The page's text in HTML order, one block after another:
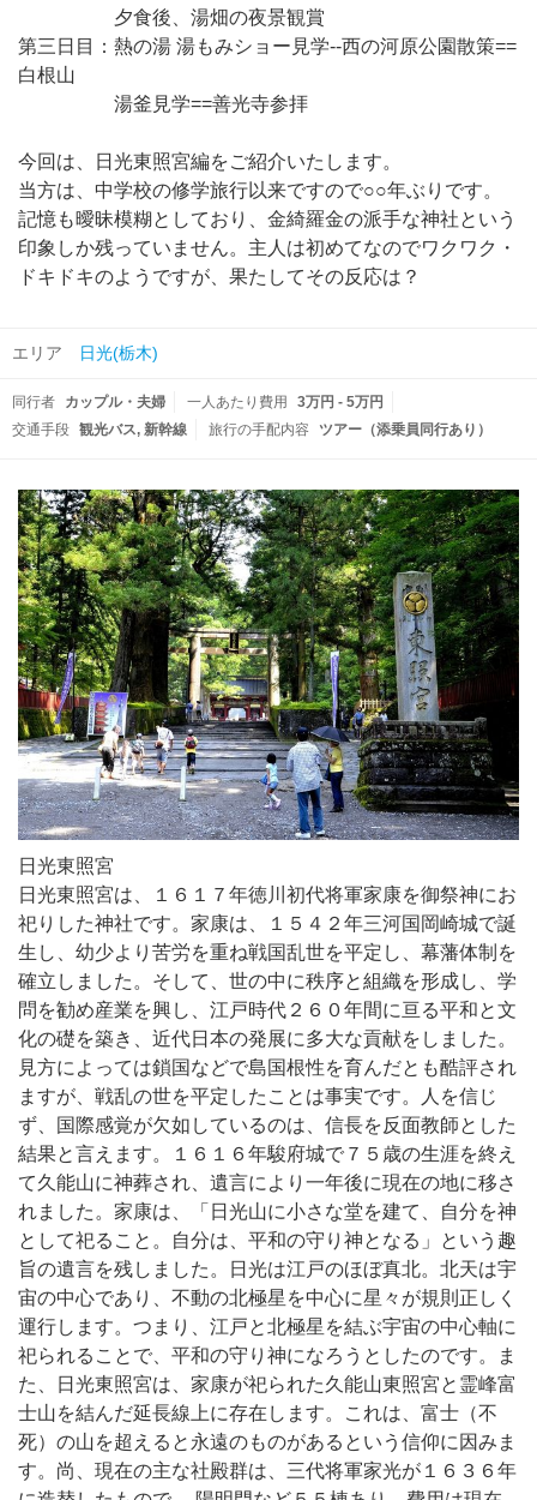
夕食後、湯畑の夜景観賞
第三日目：熱の湯 湯もみショー見学--西の河原公園散策==
白根山
湯釜見学==善光寺参拝
今回は、日光東照宮編をご紹介いたします。
当方は、中学校の修学旅行以来ですので○○年ぶりです。
記憶も曖昧模糊としており、金綺羅金の派手な神社という
印象しか残っていません。主人は初めてなのでワクワク・
ドキドキのようですが、果たしてその反応は？
エリア 日光(栃木)
同行者 カップル・夫婦 一人あたり費用
3万円 - 5万円
交通手段 観光バス 新幹線 旅行の手配内容 ツアー（添乗員同行あり）
日光東照宮
日光東照宮は、１６１７年徳川初代将軍家康を御祭神にお
祀りした神社です。家康は、１５４２年三河国岡崎城で誕
生し、幼少より苦労を重ね戦国乱世を平定し、幕藩体制を
確立しました。そして、世の中に秩序と組織を形成し、学
問を勧め産業を興し、江戸時代２６０年間に亘る平和と文
化の礎を築き、近代日本の発展に多大な貢献をしました。
見方によっては鎖国などで島国根性を育んだとも酷評され
ますが、戦乱の世を平定したことは事実です。人を信じ
ず、国際感覚が欠如しているのは、信長を反面教師とした
結果と言えます。１６１６年駿府城で７５歳の生涯を終え
て久能山に神葬され、遺言により一年後に現在の地に移さ
れました。家康は、「日光山に小さな堂を建て、自分を神
として祀ること。自分は、平和の守り神となる」という趣
旨の遺言を残しました。日光は江戸のほぼ真北。北天は宇
宙の中心であり、不動の北極星を中心に星々が規則正しく
運行します。つまり、江戸と北極星を結ぶ宇宙の中心軸に
祀られることで、平和の守り神になろうとしたのです。ま
た、日光東照宮は、家康が祀られた久能山東照宮と霊峰富
士山を結んだ延長線上に存在します。これは、富士（不
死）の山を超えると永遠のものがあるという信仰に因みま
す。尚、現在の主な社殿群は、三代将軍家光が１６３６年